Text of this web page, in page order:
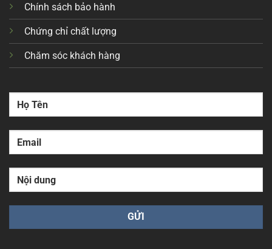
Chính sách bảo hành
Chứng chỉ chất lượng
Chăm sóc khách hàng